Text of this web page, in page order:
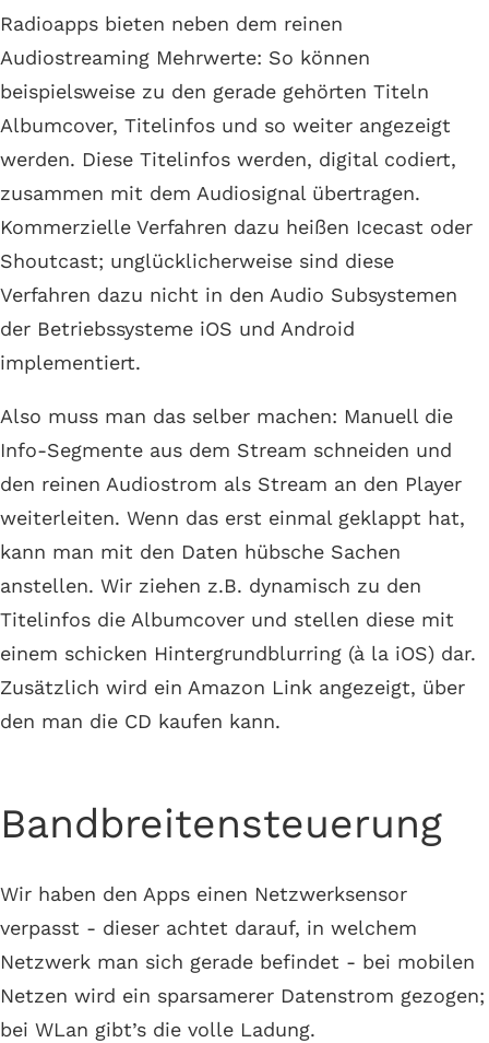
Radioapps bieten neben dem reinen
Audiostreaming Mehrwerte: So können
beispielsweise zu den gerade gehörten Titeln
Albumcover, Titelinfos und so weiter angezeigt
werden. Diese Titelinfos werden, digital codiert,
zusammen mit dem Audiosignal übertragen.
Kommerzielle Verfahren dazu heißen Icecast oder
Shoutcast; unglücklicherweise sind diese
Verfahren dazu nicht in den Audio Subsystemen
der Betriebssysteme iOS und Android
implementiert.
Also muss man das selber machen: Manuell die
Info-Segmente aus dem Stream schneiden und
den reinen Audiostrom als Stream an den Player
weiterleiten. Wenn das erst einmal geklappt hat,
kann man mit den Daten hübsche Sachen
anstellen. Wir ziehen z.B. dynamisch zu den
Titelinfos die Albumcover und stellen diese mit
einem schicken Hintergrundblurring (à la iOS) dar.
Zusätzlich wird ein Amazon Link angezeigt, über
den man die CD kaufen kann.
Bandbreitensteuerung
Wir haben den Apps einen Netzwerksensor
verpasst - dieser achtet darauf, in welchem
Netzwerk man sich gerade befindet - bei mobilen
Netzen wird ein sparsamerer Datenstrom gezogen;
bei WLan gibt’s die volle Ladung.